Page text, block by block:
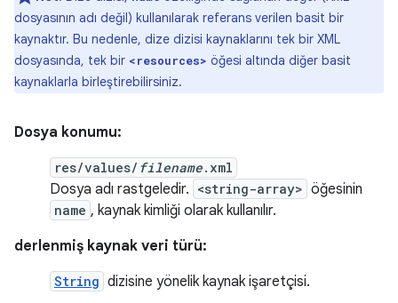
dosyasının adı değil) kullanılarak referans verilen basit bir
kaynaktır. Bu nedenle, dize dizisi kaynaklarını tek bir XML
dosyasında, tek bir <resources> öğesi altında diğer basit
kaynaklarla birleştirebilirsiniz.
Dosya konumu:
res/values/ filename.xml
Dosya adı rastgeledir. <string-array> öğesinin
name , kaynak kimliği olarak kullanılır.
derlenmiş kaynak veri türü:
String dizisine yönelik kaynak işaretçisi.